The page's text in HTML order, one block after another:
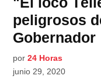
peligrosos
Gobernador
por 24 Horas
junio 29, 2020